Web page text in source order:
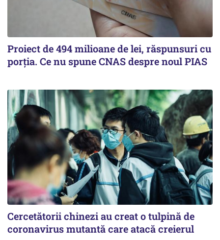
Proiect de 494 milioane de lei, răspunsuri cu
porția. Ce nu spune CNAS despre noul PIAS
Cercetătorii chinezi au creat o tulpină de
coronavirus mutantă care atacă creierul